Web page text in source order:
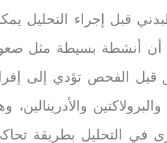
قبل إجراء التحليل
أن أنشطة بسيطة مثل
قبل الفحص تؤدي إلى
والأدرينالين،
التحليل بطريقة